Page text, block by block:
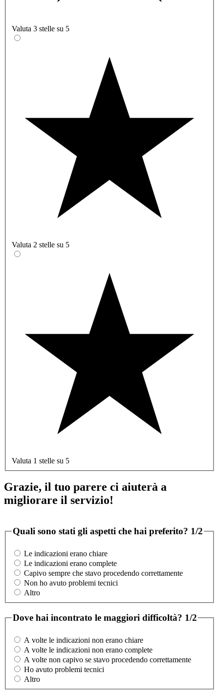
Valuta 3 stelle su 5
Valuta 2 stelle su 5
Valuta 1 stelle su 5
Grazie, il tuo parere ci aiuterà a
migliorare il servizio!
Quali sono stati gli aspetti che hai preferito? 1/2
Le indicazioni erano chiare
Le indicazioni erano complete
Capivo sempre che stavo procedendo correttamente
Non ho avuto problemi tecnici
Altro
Dove hai incontrato le maggiori difficoltà? 1/2
A volte le indicazioni non erano chiare
A volte le indicazioni non erano complete
A volte non capivo se stavo procedendo correttamente
Ho avuto problemi tecnici
Altro